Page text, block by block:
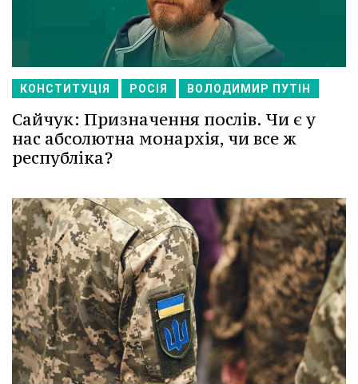
КОНСТИТУЦІЯ РОСІЯ ВОЛОДИМИР ПУТІН
Сайчук: Призначення послів. Чи є у
нас абсолютна монархія, чи все ж
республіка?